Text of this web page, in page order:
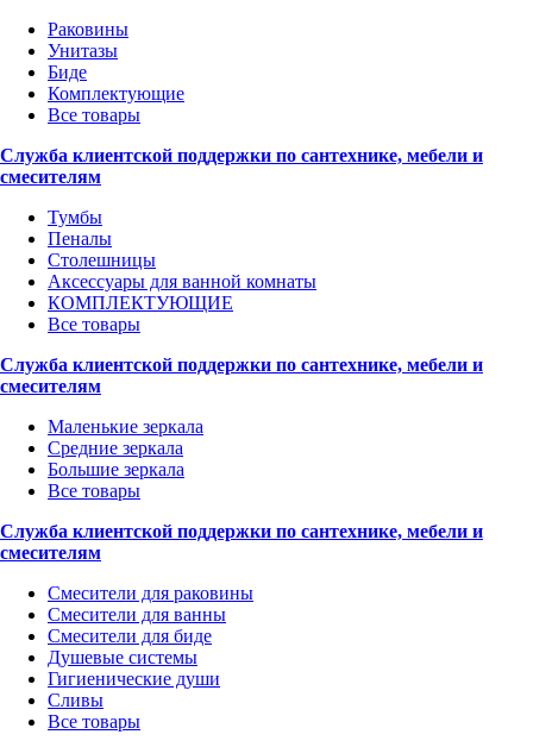
Раковины
Унитазы
Биде
Комплектующие
Все товары
Служба клиентской поддержки по сантехнике, мебели и
смесителям
Тумбы
Пеналы
Столешницы
Аксессуары для ванной комнаты
КОМПЛЕКТУЮЩИЕ
Все товары
Служба клиентской поддержки по сантехнике, мебели и
смесителям
Маленькие зеркала
Средние зеркала
Большие зеркала
Все товары
Служба клиентской поддержки по сантехнике, мебели и
смесителям
Смесители для раковины
Смесители для ванны
Смесители для биде
Душевые системы
Гигиенические души
Сливы
Все товары